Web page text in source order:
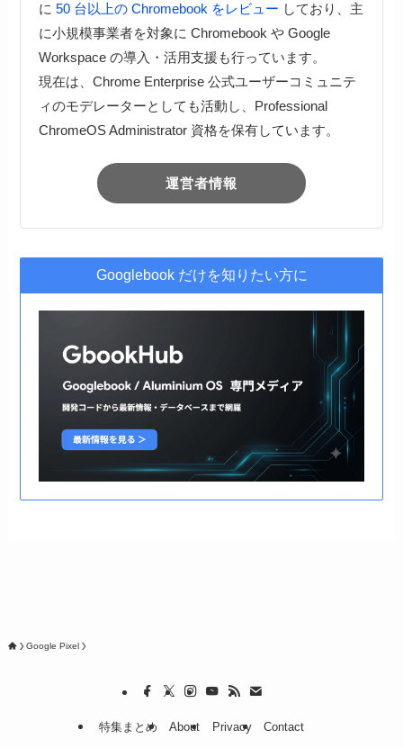
に 50 台以上の Chromebook をレビュー しており、主
に小規模事業者を対象に Chromebook や Google
Workspace の導入・活用支援も行っています。
現在は、Chrome Enterprise 公式ユーザーコミュニテ
ィのモデレーターとしても活動し、Professional
ChromeOS Administrator 資格を保有しています。
運営者情報
Googlebook だけを知りたい方に
Google Pixel
特集まとめ About Privacy Contact